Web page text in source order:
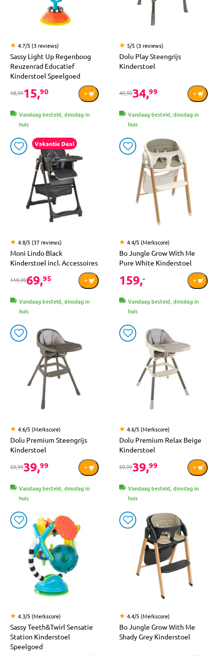
4.7/5 (3 reviews)
Sassy Light Up Regenboog
Reuzenrad Educatief
Kinderstoel Speelgoed
18,9915,90
Vandaag besteld, dinsdag in
huis
5/5 (3 reviews)
Dolu Play Steengrijs
Kinderstoel
49,9934,99
Vandaag besteld, dinsdag in
huis
Vakantie Deal
4.8/5 (37 reviews)
Moni Lindo Black
Kinderstoel incl. Accessoires
119,9969,95
Vandaag besteld, dinsdag in
huis
4.4/5 (Merkscore)
Bo Jungle Grow With Me
Pure White Kinderstoel
159,-
Vandaag besteld, dinsdag in
huis
4.6/5 (Merkscore)
Dolu Premium Steengrijs
Kinderstoel
59,9939,99
Vandaag besteld, dinsdag in
huis
4.6/5 (Merkscore)
Dolu Premium Relax Beige
Kinderstoel
59,9939,99
Vandaag besteld, dinsdag in
huis
4.3/5 (Merkscore)
Sassy Teeth&Twirl Sensatie
Station Kinderstoel
Speelgoed
4.4/5 (Merkscore)
Bo Jungle Grow With Me
Shady Grey Kinderstoel